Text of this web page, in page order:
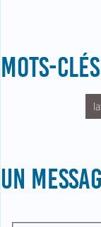
MOTS-CLÉS
UN